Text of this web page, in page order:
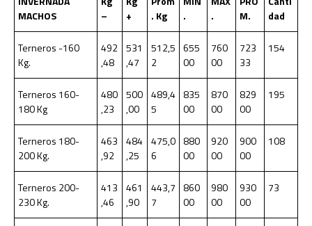
MACHOS
–
+
. Kg
.
.
M.
dad
Terneros -160
Kg.
492
,48
531
,47
512,5
2
655
00
760
00
723
33
154
Terneros 160-
180 Kg
480
,23
500
,00
489,4
5
835
00
870
00
829
00
195
Terneros 180-
200 Kg.
463
,92
484
,25
475,0
6
880
00
920
00
900
00
108
Terneros 200-
230 Kg.
413
,46
461
,90
443,7
7
860
00
980
00
930
00
73